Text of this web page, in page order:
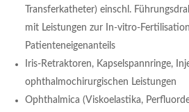
Transferkatheter) einschl.
mit Leistungen zur In-vitro-
Patienteneigenanteils
Iris-Retraktoren, Kapselspannringe,
ophthalmochirurgischen Leistungen
Ophthalmica (Viskoelastika,